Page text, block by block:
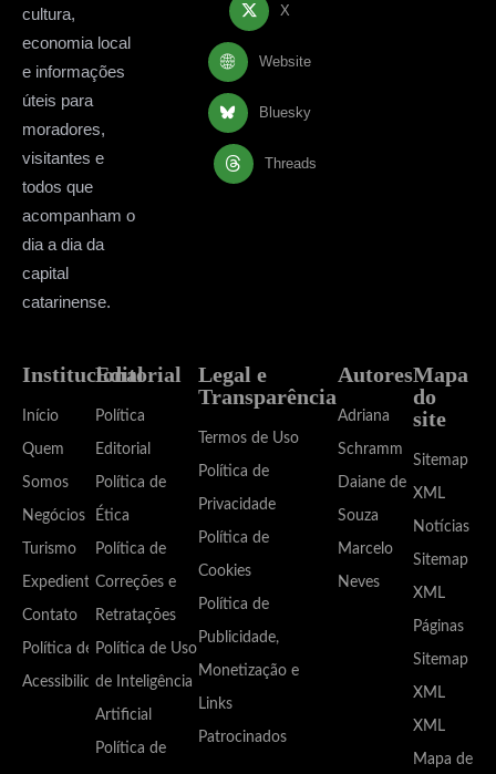
cultura,
economia local
e informações
úteis para
moradores,
visitantes e
todos que
acompanham o
dia a dia da
capital
catarinense.
X
Website
Bluesky
Threads
Institucional
Início
Quem
Somos
Negócios
Turismo
Expediente
Contato
Política de
Acessibilidade
Editorial
Política
Editorial
Política de
Ética
Política de
Correções e
Retratações
Política de Uso
de Inteligência
Artificial
Política de
Legal e
Transparência
Termos de Uso
Política de
Privacidade
Política de
Cookies
Política de
Publicidade,
Monetização e
Links
Patrocinados
Autores
Adriana
Schramm
Daiane de
Souza
Marcelo
Neves
Mapa
do
site
Sitemap
XML
Notícias
Sitemap
XML
Páginas
Sitemap
XML
XML
Mapa de